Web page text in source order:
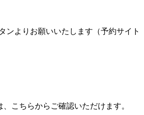
ンよりお願いいたします（予約サイト
こちらからご確認いただけます。